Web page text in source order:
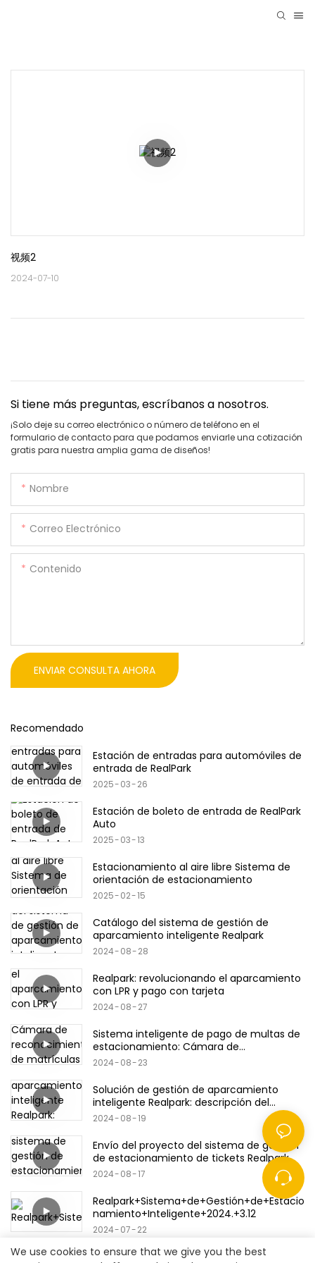
视频2
2024-07-10
Si tiene más preguntas, escríbanos a nosotros.
¡Solo deje su correo electrónico o número de teléfono en el
formulario de contacto para que podamos enviarle una cotización
gratis para nuestra amplia gama de diseños!
Nombre
Correo Electrónico
Contenido
ENVIAR CONSULTA AHORA
Recomendado
Estación de entradas para automóviles de
entrada de RealPark
2025 03 26
Estación de boleto de entrada de RealPark
Auto
2025 03 13
Estacionamiento al aire libre Sistema de
orientación de estacionamiento
2025 02 15
Catálogo del sistema de gestión de
aparcamiento inteligente Realpark
2024 08 28
Realpark: revolucionando el aparcamiento
con LPR y pago con tarjeta
2024 08 27
Sistema inteligente de pago de multas de
estacionamiento: Cámara de
reconocimiento de matrículas & Código
de crédito
2024 08 23
Solución de gestión de aparcamiento
inteligente Realpark: descripción del
producto
2024 08 19
Envío del proyecto del sistema de gestión
de estacionamiento de tickets Realpark
2024 08 17
Realpark+Sistema+de+Gestión+de+Estacio
namiento+Inteligente+2024.+3.12
2024 07 22
We use cookies to ensure that we give you the best